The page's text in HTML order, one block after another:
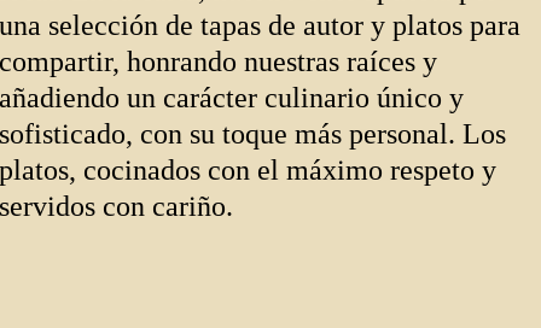
una selección de tapas de autor y platos para
compartir, honrando nuestras raíces y
añadiendo un carácter culinario único y
sofisticado, con su toque más personal. Los
platos, cocinados con el máximo respeto y
servidos con cariño.